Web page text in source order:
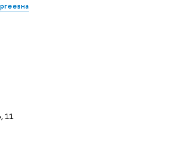
11